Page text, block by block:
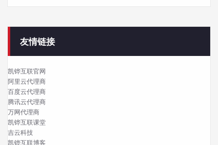
友情链接
凯铧互联官网
阿里云代理商
百度云代理商
腾讯云代理商
万网代理商
凯铧互联课堂
吉云科技
凯铧互联博客